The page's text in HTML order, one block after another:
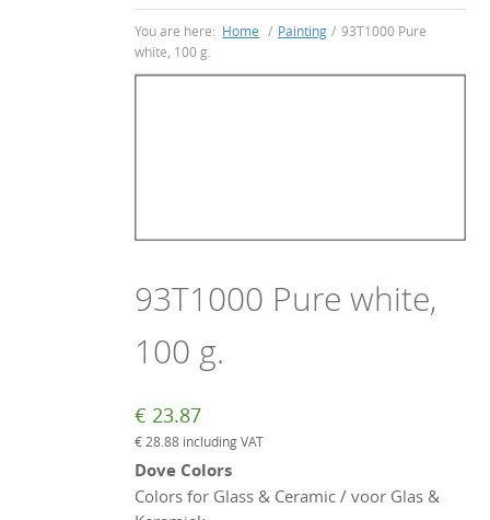
You are here: Home / Painting / 93T1000 Pure
white, 100 g.
93T1000 Pure white,
100 g.
€ 23.87
€ 28.88 including VAT
Dove Colors
Colors for Glass & Ceramic / voor Glas &